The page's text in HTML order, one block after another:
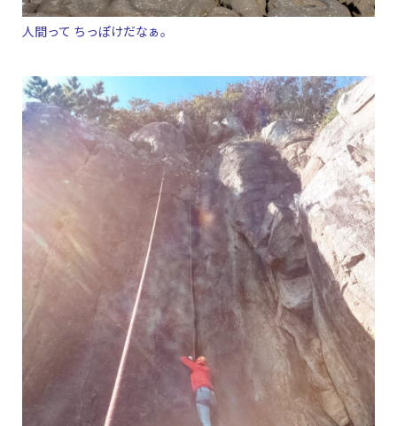
人間って ちっぽけだなぁ。